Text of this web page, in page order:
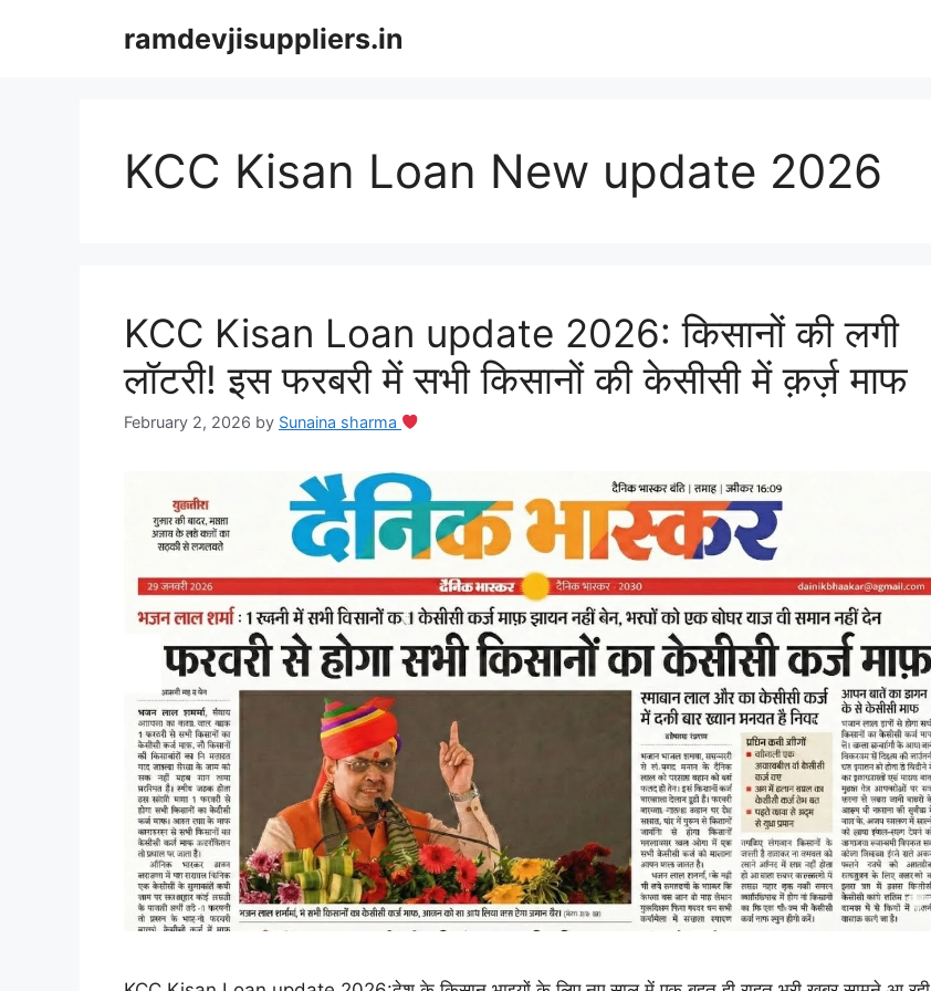
ramdevjisuppliers.in
KCC Kisan Loan New update 2026
KCC Kisan Loan update 2026: किसानों की लगी
लॉटरी! इस फरबरी में सभी किसानों की केसीसी में क़र्ज़ माफ
February 2, 2026 by Sunaina sharma